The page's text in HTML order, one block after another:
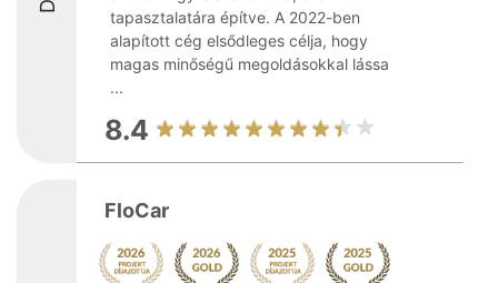
tapasztalatára építve. A 2022-ben
alapított cég elsődleges célja, hogy
magas minőségű megoldásokkal lássa
...
8.4
FloCar